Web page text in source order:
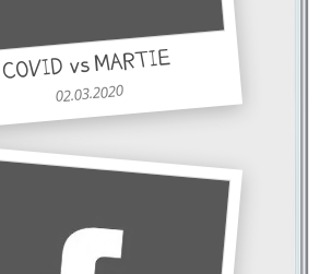
COVID vs MARTIE
02.03.2020